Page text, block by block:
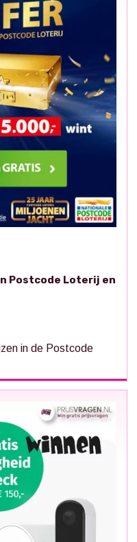
Postcode Loterij en
in de Postcode